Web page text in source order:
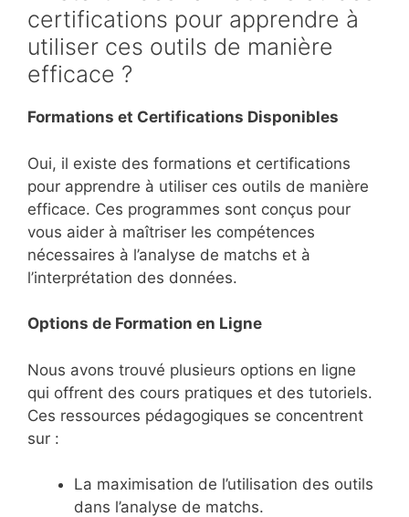
certifications pour apprendre à
utiliser ces outils de manière
efficace ?
Formations et Certifications Disponibles
Oui, il existe des formations et certifications
pour apprendre à utiliser ces outils de manière
efficace. Ces programmes sont conçus pour
vous aider à maîtriser les compétences
nécessaires à l’analyse de matchs et à
l’interprétation des données.
Options de Formation en Ligne
Nous avons trouvé plusieurs options en ligne
qui offrent des cours pratiques et des tutoriels.
Ces ressources pédagogiques se concentrent
sur :
La maximisation de l’utilisation des outils
dans l’analyse de matchs.